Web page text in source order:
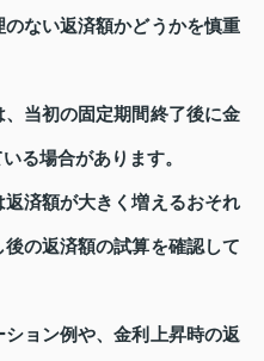
ない返済額かどうかを慎重
当初の固定期間終了後に金
る場合があります。
済額が大きく増えるおそれ
の返済額の試算を確認して
ョン例や、金利上昇時の返